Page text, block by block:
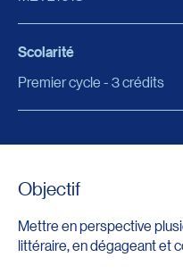
Scolarité
Premier cycle - 3 crédits
Objectif
Mettre en perspective
littéraire, en dégageant et